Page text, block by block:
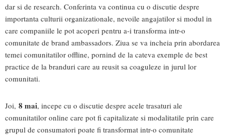
dar si de research. Conferinta va continua cu o discutie despre
importanta culturii organizationale, nevoile angajatilor si modul in
care companiile le pot acoperi pentru a-i transforma intr-o
comunitate de brand ambassadors. Ziua se va incheia prin abordarea
temei comunitatilor offline, pornind de la cateva exemple de best
practice de la branduri care au reusit sa coaguleze in jurul lor
comunitati.
Joi, 8 mai, incepe cu o discutie despre acele trasaturi ale
comunitatilor online care pot fi capitalizate si modalitatile prin care
grupul de consumatori poate fi transformat intr-o comunitate